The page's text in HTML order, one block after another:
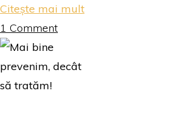
Citește mai mult"Bekid
1 Comment